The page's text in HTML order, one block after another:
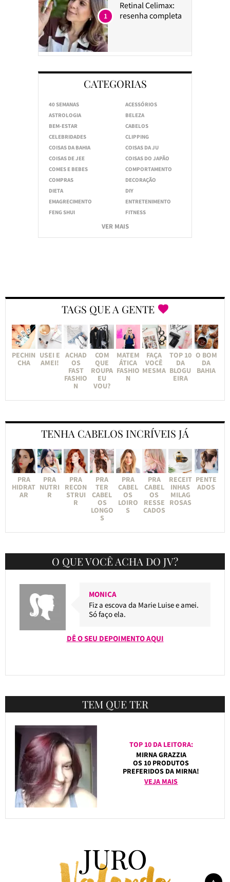
Retinal Celimax:
resenha completa
1
CATEGORIAS
40 SEMANAS
ACESSÓRIOS
ASTROLOGIA
BELEZA
BEM-ESTAR
CABELOS
CELEBRIDADES
CLIPPING
COISAS DA BAHIA
COISAS DA JU
COISAS DE JEE
COISAS DO JAPÃO
COMES E BEBES
COMPORTAMENTO
COMPRAS
DECORAÇÃO
DIETA
DIY
EMAGRECIMENTO
ENTRETENIMENTO
FENG SHUI
FITNESS
VER MAIS
TAGS QUE A GENTE
PECHIN
CHA
USEI E
AMEI!
ACHAD
OS
FAST
FASHIO
N
COM
QUE
ROUPA
EU
VOU?
MATEM
ÁTICA
FASHIO
N
FAÇA
VOCÊ
MESMA
TOP 10
DA
BLOGU
EIRA
O BOM
DA
BAHIA
TENHA CABELOS INCRÍVEIS JÁ
PRA
HIDRAT
AR
PRA
NUTRI
R
PRA
RECON
STRUI
R
PRA
TER
CABEL
OS
LONGO
S
PRA
CABEL
OS
LOIRO
S
PRA
CABEL
OS
RESSE
CADOS
RECEIT
INHAS
MILAG
ROSAS
PENTE
ADOS
O QUE VOCÊ ACHA DO JV?
MONICA
Fiz a escova da Marie Luise e amei.
Só faço ela.
DÊ O SEU DEPOIMENTO AQUI
TEM QUE TER
TOP 10 DA LEITORA:
MIRNA GRAZZIA
OS 10 PRODUTOS
PREFERIDOS DA MIRNA!
VEJA MAIS